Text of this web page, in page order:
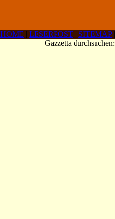
HOME | LESERPOST | SITEMAP|
Gazzetta durchsuchen: